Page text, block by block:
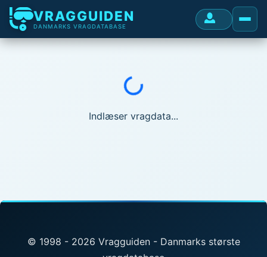
VRAGGUIDEN
DANMARKS VRAGDATABASE
Indlæser...
Indlæser vragdata...
© 1998 - 2026 Vragguiden - Danmarks største